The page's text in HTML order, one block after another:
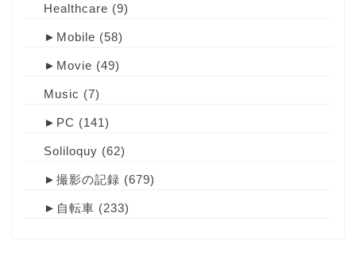
Healthcare (9)
► Mobile (58)
► Movie (49)
Music (7)
► PC (141)
Soliloquy (62)
► 撮影の記録 (679)
► 自転車 (233)